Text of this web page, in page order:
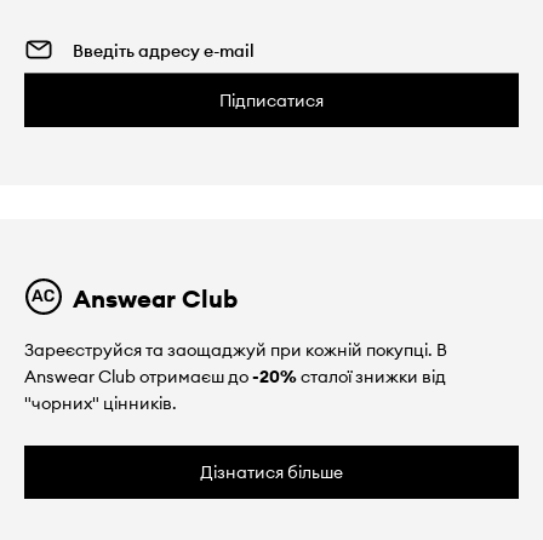
Підписатися
Answear Club
Зареєструйся та заощаджуй при кожній покупці. В
Answear Club отримаєш до-20%сталої знижки від
"чорних" цінників.
Дізнатися більше